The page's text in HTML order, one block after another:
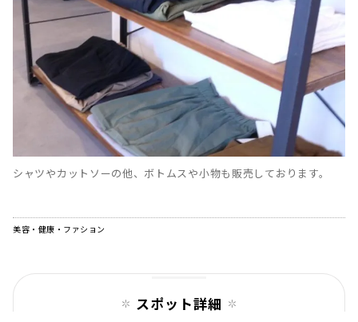
シャツやカットソーの他、ボトムスや小物も販売しております。
美容・健康・ファション
スポット詳細